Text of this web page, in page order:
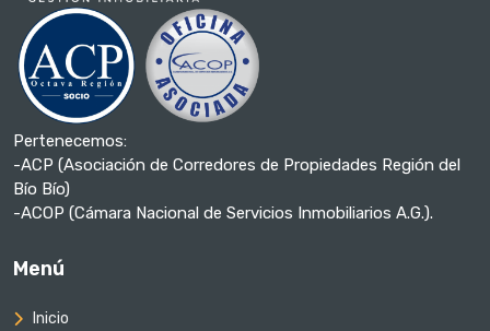
Pertenecemos:
-ACP (Asociación de Corredores de Propiedades Región del
Bío Bío)
-ACOP (Cámara Nacional de Servicios Inmobiliarios A.G.).
Menú
Inicio